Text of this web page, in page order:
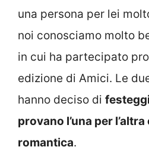
una persona per lei
noi conosciamo molto
in cui ha partecipato
edizione di Amici. Le
hanno deciso di
provano l’una per
romantica.